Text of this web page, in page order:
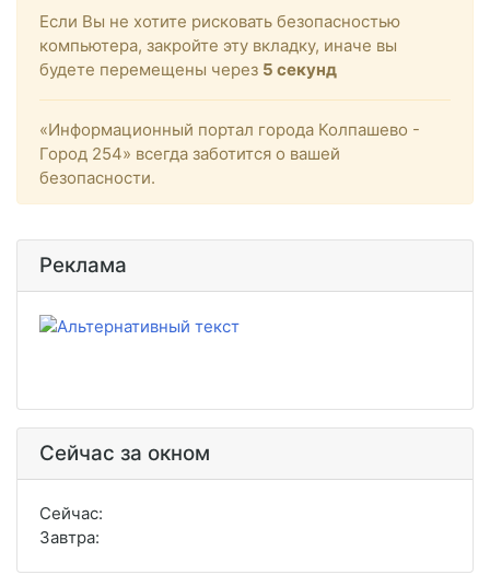
Если Вы не хотите рисковать безопасностью
компьютера, закройте эту вкладку, иначе вы
будете перемещены через 5 секунд
«Информационный портал города Колпашево -
Город 254» всегда заботится о вашей
безопасности.
Реклама
Сейчас за окном
Сейчас:
Завтра: